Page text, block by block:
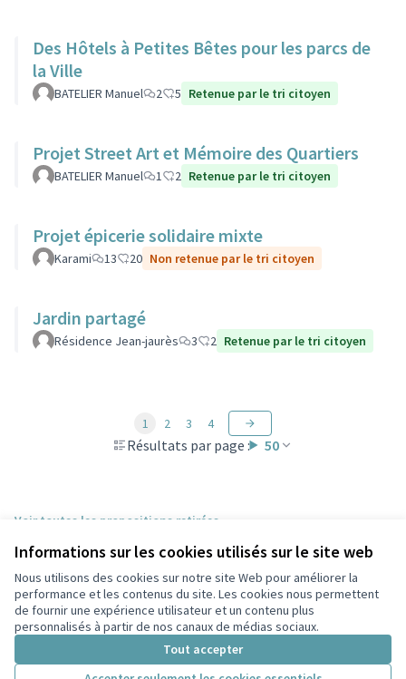
Informations sur les cookies utilisés sur le site web
Nous utilisons des cookies sur notre site Web pour améliorer la
performance et les contenus du site. Les cookies nous permettent
de fournir une expérience utilisateur et un contenu plus
personnalisés à partir de nos canaux de médias sociaux.
Tout accepter
Des Hôtels à Petites Bêtes pour les parcs de
la Ville
BATELIER Manuel 2 5 Retenue par le tri citoyen
Projet Street Art et Mémoire des Quartiers
BATELIER Manuel 1 2 Retenue par le tri citoyen
Projet épicerie solidaire mixte
Karami 13 20 Non retenue par le tri citoyen
Jardin partagé
Résidence Jean-jaurès 3 2 Retenue par le tri citoyen
Résultats par page : 50
1 2 3 4
Voir toutes les propositions retirées
Conditions d'utilisation
Paramètres des cookies
Participez Villeurbanne sur X
(Lien externe)
Participez Villeurbanne sur Facebook
Participez Villeurbanne sur Instagram
Participez Villeurbanne sur YouTube
(Lien externe)